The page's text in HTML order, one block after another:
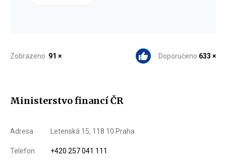
Zobrazeno 91 × Doporučeno 633 ×
Ministerstvo financí ČR
Adresa Letenská 15, 118 10 Praha
Telefon +420 257 041 111